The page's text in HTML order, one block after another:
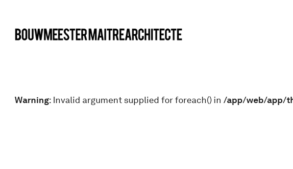
Warning: Invalid argument supplied for foreach() in /app/web/app/